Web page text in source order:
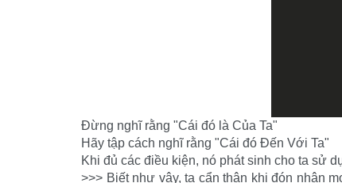
Đừng nghĩ rằng "Cái đó là Của Ta"
Hãy tập cách nghĩ rằng "Cái đó Đến Với Ta"
Khi đủ các điều kiện, nó phát sinh cho ta sử
>>> Biết như vậy, ta cẩn thận khi đón nhận